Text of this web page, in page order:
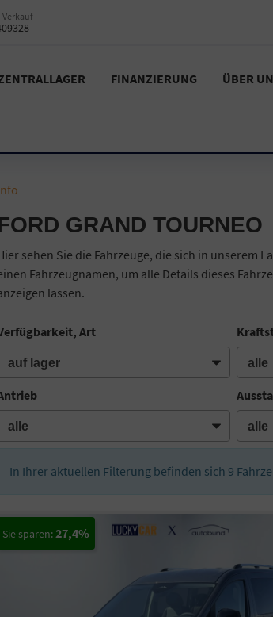
Verkauf
FINANZIERUNG ÜBER
GRAND TOURNEO
sehen Sie die Fahrzeuge, die sich in unserem
Fahrzeugnamen, um alle Details dieses
lassen.
Art
In Ihrer aktuellen Filterung befinden sich 9
27,4%